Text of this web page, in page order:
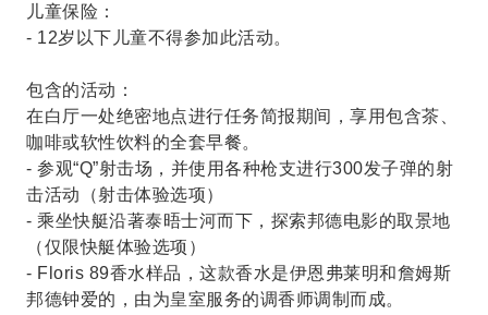
儿童保险：
- 12岁以下儿童不得参加此活动。
包含的活动：
在白厅一处绝密地点进行任务简报期间，享用包含茶、
咖啡或软性饮料的全套早餐。
- 参观“Q”射击场，并使用各种枪支进行300发子弹的射
击活动（射击体验选项）
- 乘坐快艇沿著泰晤士河而下，探索邦德电影的取景地
（仅限快艇体验选项）
- Floris 89香水样品，这款香水是伊恩弗莱明和詹姆斯
邦德钟爱的，由为皇室服务的调香师调制而成。